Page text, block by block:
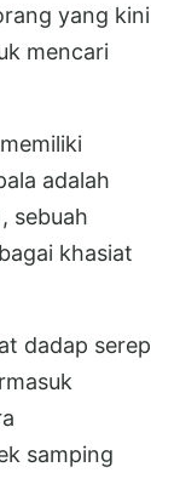
yang kini
mencari
adalah
sebuah
khasiat
dadap serep
samping